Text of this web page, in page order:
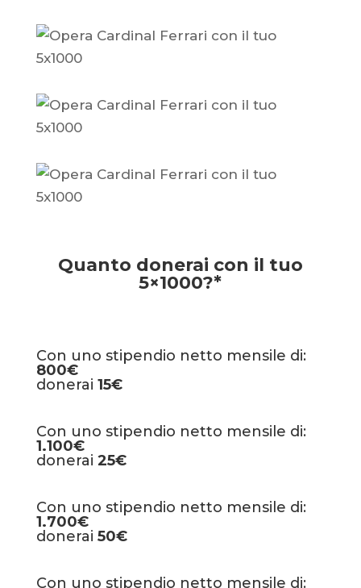
Quanto donerai con il tuo
5×1000?*
Con uno stipendio netto mensile di:
800€
donerai 15€
Con uno stipendio netto mensile di:
1.100€
donerai 25€
Con uno stipendio netto mensile di:
1.700€
donerai 50€
Con uno stipendio netto mensile di: